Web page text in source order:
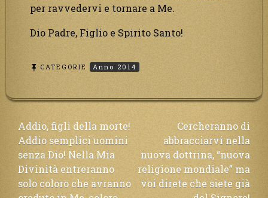
per ravvedervi e tornare a Me.
Dio Padre, Figlio e Spirito Santo!
CATEGORIE Anno 2014
Navigazione
articoli
Addio, figli della morte!
Addio semplici uomini
senza Dio! Nella Mia
Divinità entreranno
solo coloro che avranno
Cercheranno di
abbracciarvi nella
nuova dottrina, “nuova
religione mondiale” ma
voi direte che siete già